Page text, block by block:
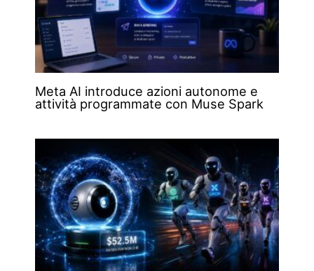
Meta AI introduce azioni autonome e
attività programmate con Muse Spark